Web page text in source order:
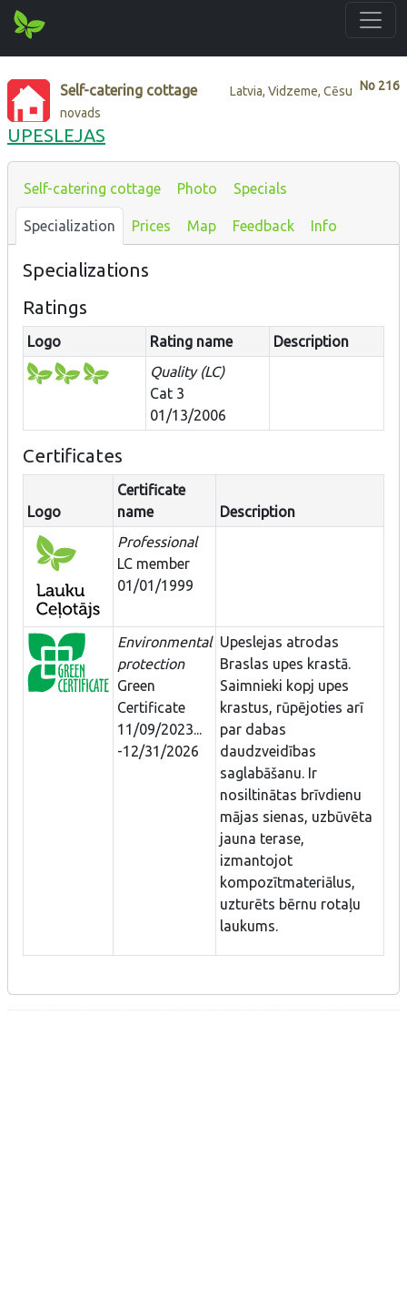
No 216
Self-catering cottage
Latvia, Vidzeme, Cēsu
novads
UPESLEJAS
Self-catering cottage Photo Specials
Specialization Prices Map Feedback Info
Specializations
Ratings
Logo Rating name
Description
Quality (LC)
Cat 3
01/13/2006
Certificates
Logo
Certificate
name
Description
Professional
LC member
01/01/1999
Environmental
protection
Green
Certificate
11/09/2023...
-12/31/2026
Upeslejas atrodas
Braslas upes krastā.
Saimnieki kopj upes
krastus, rūpējoties arī
par dabas
daudzveidības
saglabāšanu. Ir
nosiltinātas brīvdienu
mājas sienas, uzbūvēta
jauna terase,
izmantojot
kompozītmateriālus,
uzturēts bērnu rotaļu
laukums.